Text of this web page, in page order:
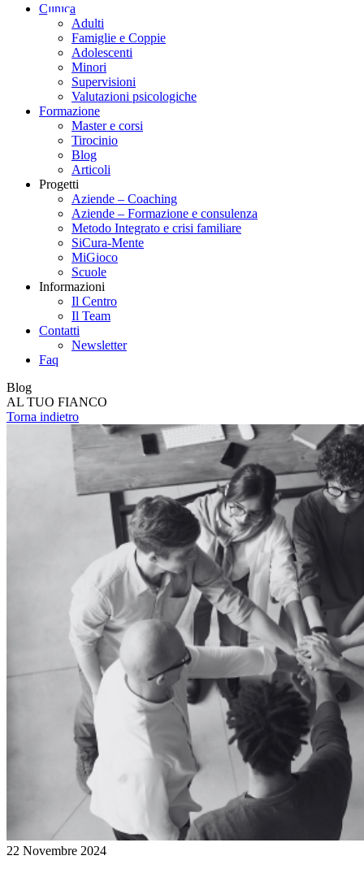
Clinica
Adulti
Famiglie e Coppie
Adolescenti
Minori
Supervisioni
Valutazioni psicologiche
Formazione
Master e corsi
Tirocinio
Blog
Articoli
Progetti
Aziende – Coaching
Aziende – Formazione e consulenza
Metodo Integrato e crisi familiare
SiCura-Mente
MiGioco
Scuole
Informazioni
Il Centro
Il Team
Contatti
Newsletter
Faq
Blog
AL TUO FIANCO
Torna indietro
22 Novembre 2024